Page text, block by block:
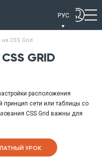
РУС
CSS Grid
GRID
расположения
принцип сети или таблицы со
CSS Grid важны для
Вы познакомитесь с этой
и базовых правил, и
УРОК